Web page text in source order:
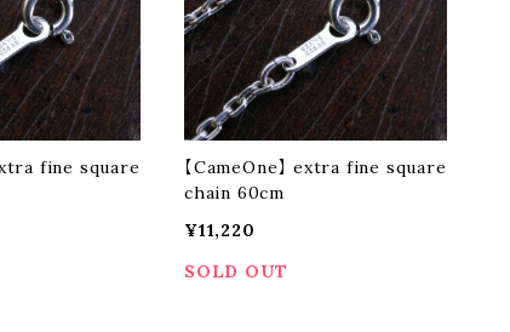
fine square
【CameOne】 extra fine square
chain 60cm
¥11,220
SOLD OUT